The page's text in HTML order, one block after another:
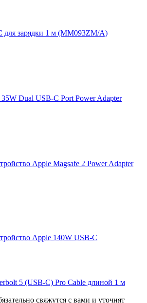
для зарядки 1 м (MM093ZM/A)
Dual USB-C Port Power Adapter
Apple Magsafe 2 Power Adapter
Apple 140W USB-C
5 (USB‑C) Pro Cable длиной 1 м
свяжутся с вами и уточнят